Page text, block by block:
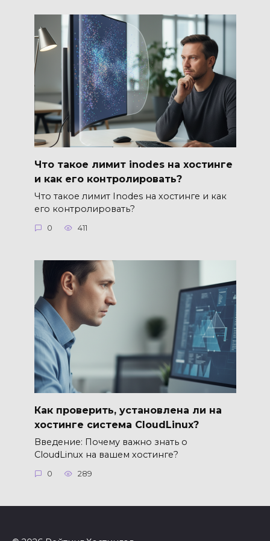
Что такое лимит inodes на хостинге
и как его контролировать?
Что такое лимит Inodes на хостинге и как
его контролировать?
0 411
Как проверить, установлена ли на
хостинге система CloudLinux?
Введение: Почему важно знать о
CloudLinux на вашем хостинге?
0 289